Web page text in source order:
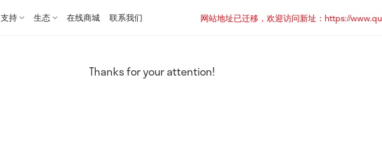
支持 生态 在线商城 联系我们
网站地址已迁移，欢迎访问新址：https://
Thanks for your attention!